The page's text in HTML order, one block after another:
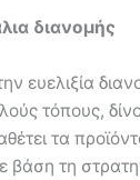
διανομής
ευελιξία
τόπους,
τα
βάση τη